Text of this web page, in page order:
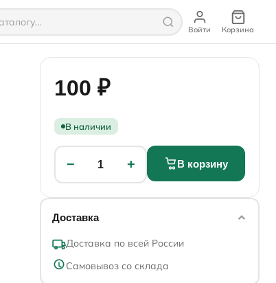
Войти Корзина
100 ₽
В наличии
− 1 + В корзину
Доставка
Доставка по всей России
Самовывоз со склада